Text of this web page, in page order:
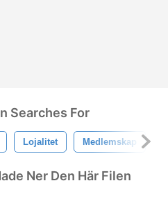
Searches For
Lojalitet Medlemskap
Ner Den Här Filen